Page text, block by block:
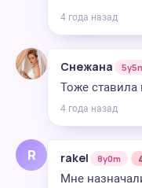
4 года назад
Снежана
Тоже ставила
4 года назад
R rakel 8y0m
Мне